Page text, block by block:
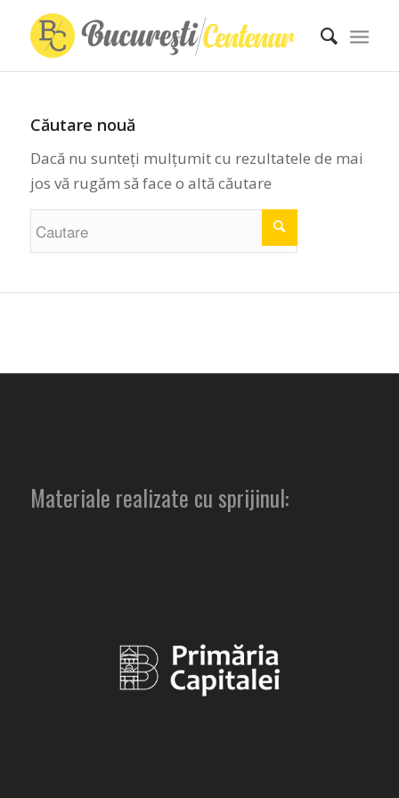
Căutare nouă
Dacă nu sunteți mulțumit cu rezultatele de mai
jos vă rugăm să face o altă căutare
Materiale realizate cu sprijinul: